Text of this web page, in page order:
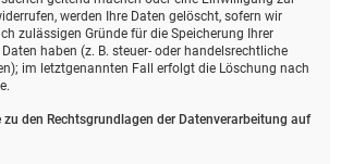
werden Ihre Daten gelöscht, sofern wir
zulässigen Gründe für die Speicherung Ihrer
haben (z. B. steuer- oder handelsrechtliche
im letztgenannten Fall erfolgt die Löschung nach
zu den Rechtsgrundlagen der Datenverarbeitung auf